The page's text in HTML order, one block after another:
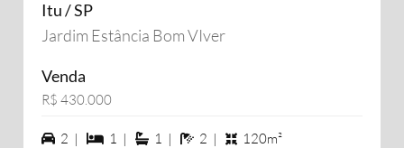
Itu / SP
Jardim Estância Bom VIver
Venda
R$ 430.000
2 vagas na garagem
2 | 1 dormiórios
1 | 1 suítes
1 | 2 banheiros
2 | 120m²